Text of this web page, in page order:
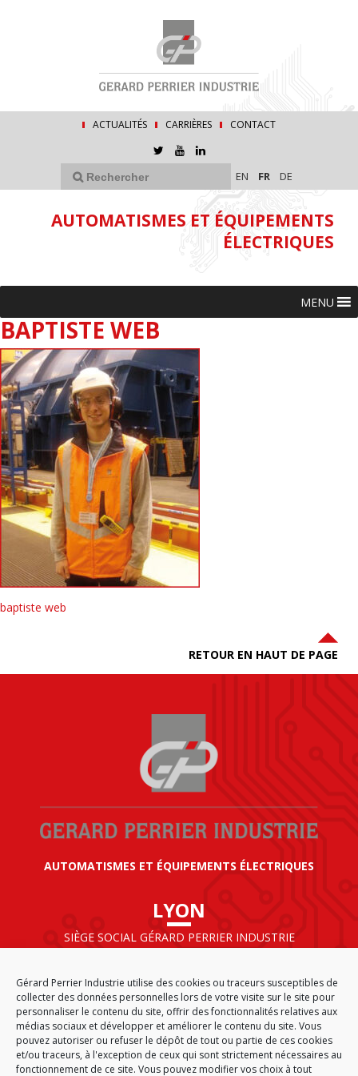
Gérard Perrier Industrie utilise des cookies ou traceurs susceptibles de
collecter des données personnelles lors de votre visite sur le site pour
personnaliser le contenu du site, offrir des fonctionnalités relatives aux
médias sociaux et développer et améliorer le contenu du site. Vous
pouvez autoriser ou refuser le dépôt de tout ou partie de ces cookies
et/ou traceurs, à l'exception de ceux qui sont strictement nécessaires au
fonctionnement de ce site. Vous pouvez modifier vos choix à tout
ACTUALITÉS CARRIÈRES CONTACT
EN FR DE
AUTOMATISMES ET ÉQUIPEMENTS
ÉLECTRIQUES
MENU
BAPTISTE WEB
baptiste web
RETOUR EN HAUT DE PAGE
AUTOMATISMES ET ÉQUIPEMENTS ÉLECTRIQUES
LYON
SIÈGE SOCIAL GÉRARD PERRIER INDUSTRIE
69125 LYON AÉROPORT SAINT EXUPÉRY
FRANCE